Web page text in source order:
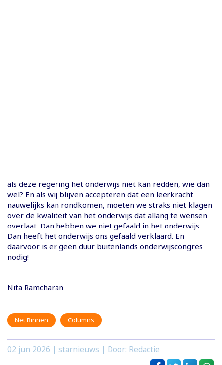
als deze regering het onderwijs niet kan redden, wie dan
wel? En als wij blijven accepteren dat een leerkracht
nauwelijks kan rondkomen, moeten we straks niet klagen
over de kwaliteit van het onderwijs dat allang te wensen
overlaat. Dan hebben we niet gefaald in het onderwijs.
Dan heeft het onderwijs ons gefaald verklaard. En
daarvoor is er geen duur buitenlands onderwijscongres
nodig!
Nita Ramcharan
Net Binnen Columns
02 jun 2026 | starnieuws | Door: Redactie